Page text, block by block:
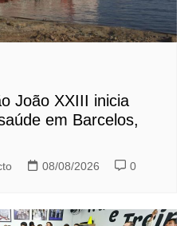
João XXIII inicia
em Barcelos,
08/08/2026 0